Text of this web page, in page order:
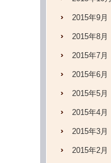
2015年9月
2015年8月
2015年7月
2015年6月
2015年5月
2015年4月
2015年3月
2015年2月